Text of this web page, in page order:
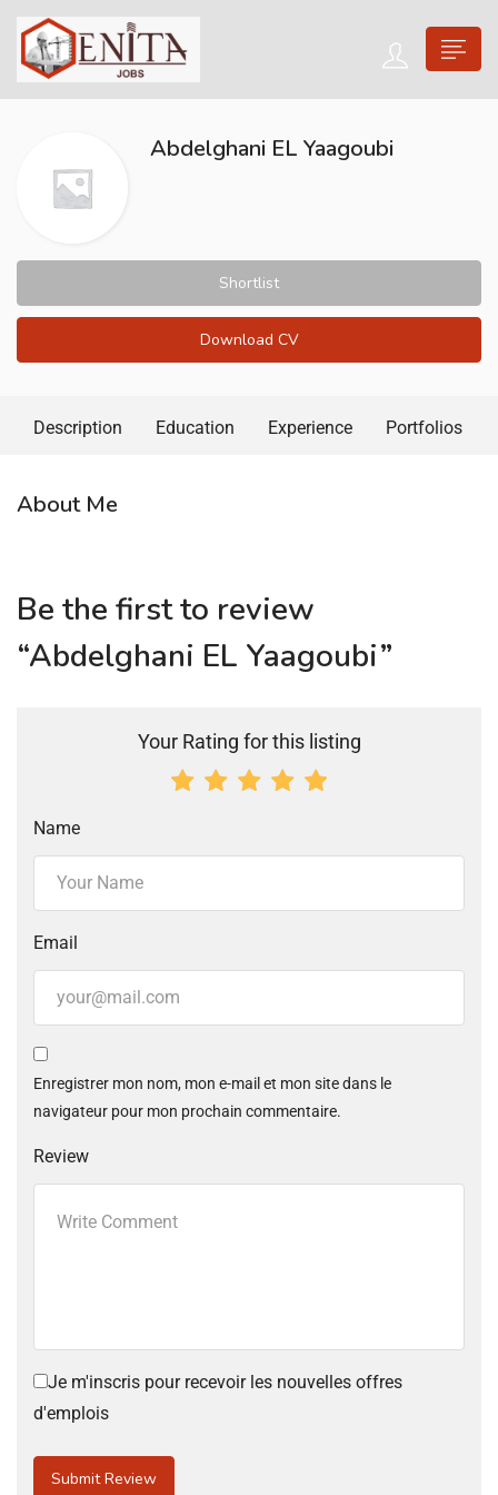
Abdelghani EL Yaagoubi
Shortlist
Download CV
Description Education Experience Portfolios
About Me
Be the first to review
“Abdelghani EL Yaagoubi”
Your Rating for this listing
Name
Email
Enregistrer mon nom, mon e-mail et mon site dans le
navigateur pour mon prochain commentaire.
Review
Je m'inscris pour recevoir les nouvelles offres
d'emplois